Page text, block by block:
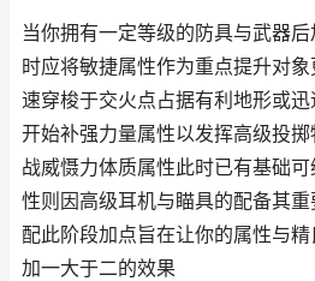
当你拥有一定等级的防具与武器
时应将敏捷属性作为重点提升对
速穿梭于交火点占据有利地形或
开始补强力量属性以发挥高级投
战威慑力体质属性此时已有基础
性则因高级耳机与瞄具的配备其
配此阶段加点旨在让你的属性与
加一大于二的效果